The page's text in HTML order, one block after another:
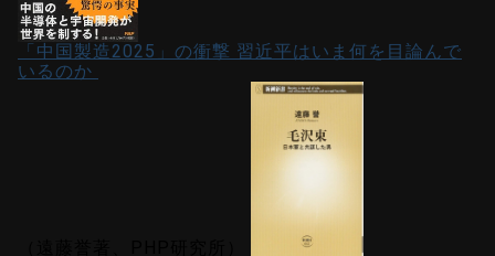
「中国製造2025」の衝撃 習近平はいま何を目論んで
いるのか